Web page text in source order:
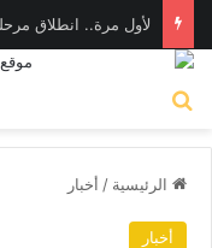
الرئيسية / أخبار
أخبار